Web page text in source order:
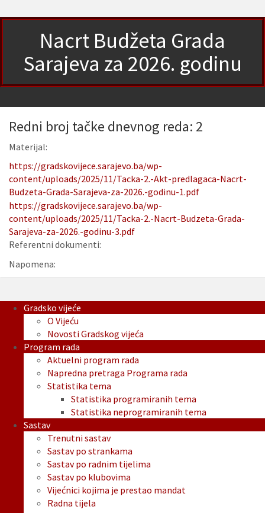
Nacrt Budžeta Grada
Sarajeva za 2026. godinu
Redni broj tačke dnevnog reda: 2
Materijal:
https://gradskovijece.sarajevo.ba/wp-
content/uploads/2025/11/Tacka-2.-Akt-predlagaca-Nacrt-
Budzeta-Grada-Sarajeva-za-2026.-godinu-1.pdf
https://gradskovijece.sarajevo.ba/wp-
content/uploads/2025/11/Tacka-2.-Nacrt-Budzeta-Grada-
Sarajeva-za-2026.-godinu-3.pdf
Referentni dokumenti:
Napomena:
Gradsko vijeće
O Vijeću
Novosti Gradskog vijeća
Program rada
Aktuelni program rada
Napredna pretraga Programa rada
Statistika tema
Statistika programiranih tema
Statistika neprogramiranih tema
Sastav
Trenutni sastav
Sastav po strankama
Sastav po radnim tijelima
Sastav po klubovima
Vijećnici kojima je prestao mandat
Radna tijela